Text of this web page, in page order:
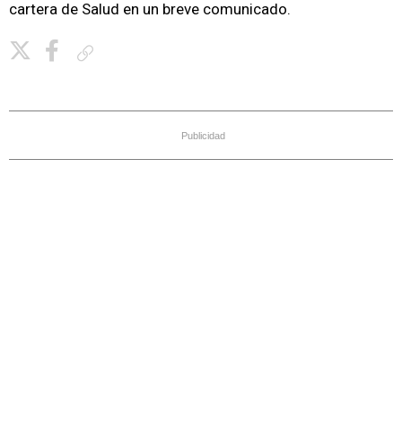
cartera de Salud en un breve comunicado.
Publicidad